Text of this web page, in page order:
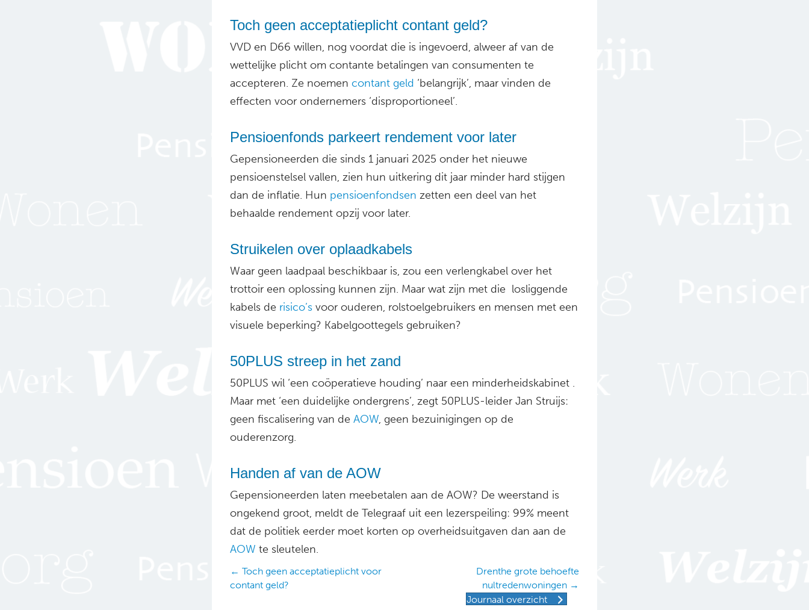
Toch geen acceptatieplicht contant geld?
VVD en D66 willen, nog voordat die is ingevoerd, alweer af van de
wettelijke plicht om contante betalingen van consumenten te
accepteren. Ze noemen contant geld ‘belangrijk’, maar vinden de
effecten voor ondernemers ‘disproportioneel’.
Pensioenfonds parkeert rendement voor later
Gepensioneerden die sinds 1 januari 2025 onder het nieuwe
pensioenstelsel vallen, zien hun uitkering dit jaar minder hard stijgen
dan de inflatie. Hun pensioenfondsen zetten een deel van het
behaalde rendement opzij voor later.
Struikelen over oplaadkabels
Waar geen laadpaal beschikbaar is, zou een verlengkabel over het
trottoir een oplossing kunnen zijn. Maar wat zijn met die losliggende
kabels de risico’s voor ouderen, rolstoelgebruikers en mensen met een
visuele beperking? Kabelgoottegels gebruiken?
50PLUS streep in het zand
50PLUS wil ‘een coöperatieve houding’ naar een minderheidskabinet .
Maar met ‘een duidelijke ondergrens’, zegt 50PLUS-leider Jan Struijs:
geen fiscalisering van de AOW, geen bezuinigingen op de
ouderenzorg.
Handen af van de AOW
Gepensioneerden laten meebetalen aan de AOW? De weerstand is
ongekend groot, meldt de Telegraaf uit een lezerspeiling: 99% meent
dat de politiek eerder moet korten op overheidsuitgaven dan aan de
AOW te sleutelen.
Posts
navigation
← Toch geen acceptatieplicht voor
contant geld?
Drenthe grote behoefte
nultredenwoningen →
Journaal overzicht